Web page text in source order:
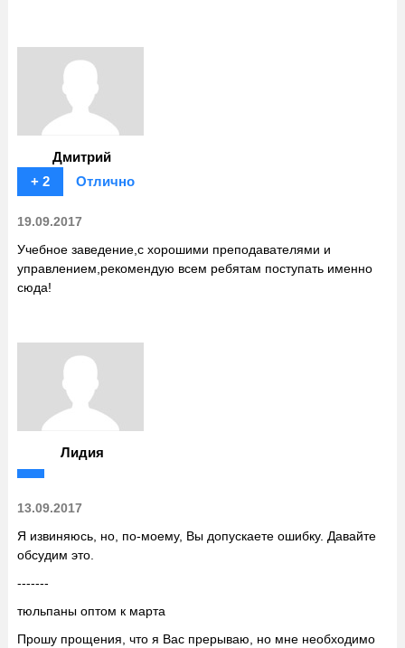
Дмитрий
+ 2
Отлично
19.09.2017
Учебное заведение,с хорошими преподавателями и
управлением,рекомендую всем ребятам поступать именно
сюда!
Лидия
13.09.2017
Я извиняюсь, но, по-моему, Вы допускаете ошибку. Давайте
обсудим это.
-------
тюльпаны оптом к марта
Прошу прощения, что я Вас прерываю, но мне необходимо